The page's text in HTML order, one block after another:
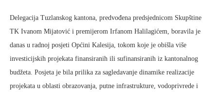
Delegacija Tuzlanskog kantona, predvođena predsjednicom Skupštine
TK Ivanom Mijatović i premijerom Irfanom Halilagićem, boravila je
danas u radnoj posjeti Općini Kalesija, tokom koje je obišla više
investicijskih projekata finansiranih ili sufinansiranih iz kantonalnog
budžeta. Posjeta je bila prilika za sagledavanje dinamike realizacije
projekata u oblasti obrazovanja, putne infrastrukture, vodoprivrede i